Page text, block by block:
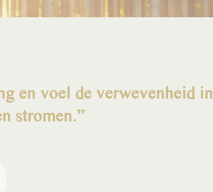
en voel de verwevenheid in
stromen.”